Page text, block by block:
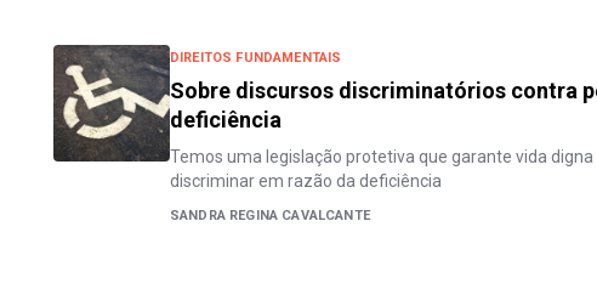
DIREITOS FUNDAMENTAIS
Sobre discursos discriminatórios contra
deficiência
Temos uma legislação protetiva que garante vida
discriminar em razão da deficiência
SANDRA REGINA CAVALCANTE